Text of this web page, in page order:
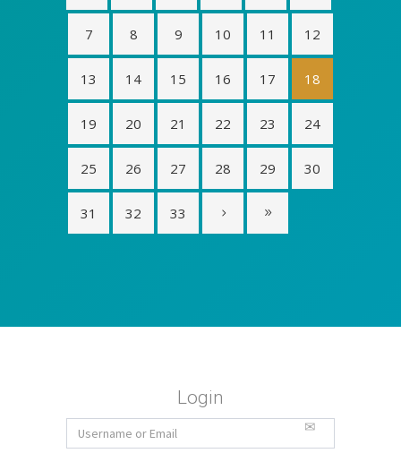
7 8 9 10 11 12
13 14 15 16 17 18
19 20 21 22 23 24
25 26 27 28 29 30
31 32 33
Login